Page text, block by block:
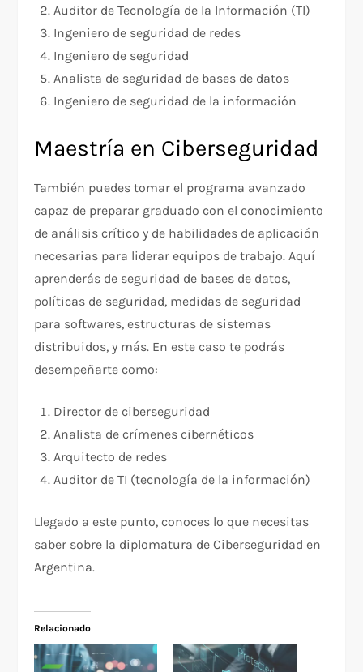
Auditor de Tecnología de la Información (TI)
Ingeniero de seguridad de redes
Ingeniero de seguridad
Analista de seguridad de bases de datos
Ingeniero de seguridad de la información
Maestría en Ciberseguridad
También puedes tomar el programa avanzado
capaz de preparar graduado con el conocimiento
de análisis crítico y de habilidades de aplicación
necesarias para liderar equipos de trabajo. Aquí
aprenderás de seguridad de bases de datos,
políticas de seguridad, medidas de seguridad
para softwares, estructuras de sistemas
distribuidos, y más. En este caso te podrás
desempeñarte como:
Director de ciberseguridad
Analista de crímenes cibernéticos
Arquitecto de redes
Auditor de TI (tecnología de la información)
Llegado a este punto, conoces lo que necesitas
saber sobre la diplomatura de Ciberseguridad en
Argentina.
Relacionado